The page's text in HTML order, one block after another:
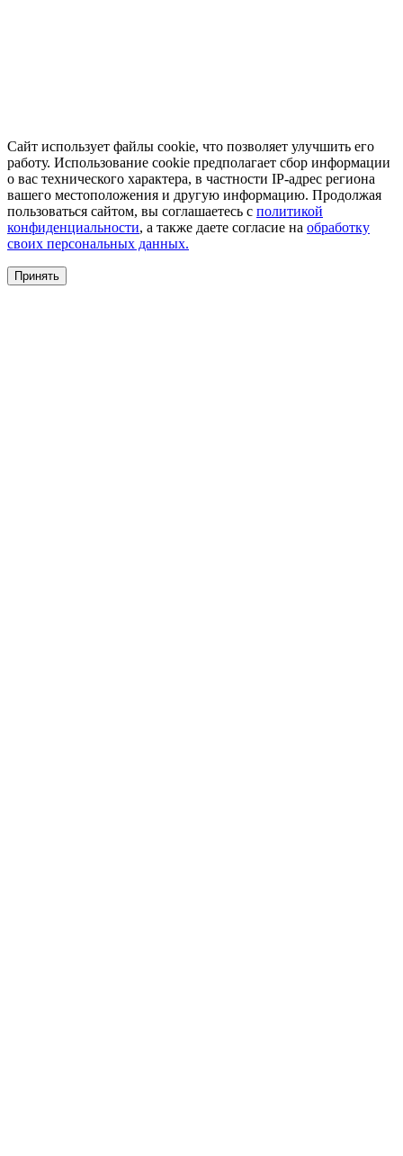
Сайт использует файлы cookie, что позволяет улучшить его
работу. Использование cookie предполагает сбор информации
о вас технического характера, в частности IP-адрес региона
вашего местоположения и другую информацию. Продолжая
пользоваться сайтом, вы соглашаетесь с политикой
конфиденциальности, а также даете согласие на обработку
своих персональных данных.
Принять